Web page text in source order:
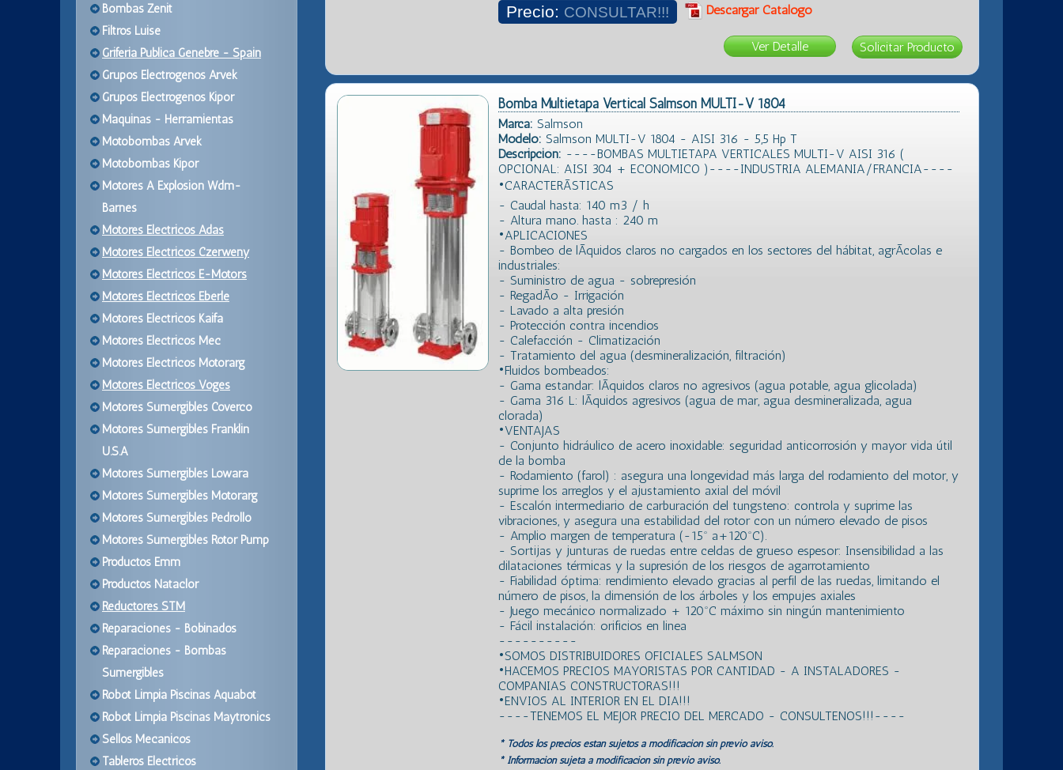
Bombas Zenit
Filtros Luise
Griferia Publica Genebre - Spain
Grupos Electrogenos Arvek
Grupos Electrogenos Kipor
Maquinas - Herramientas
Motobombas Arvek
Motobombas Kipor
Motores A Explosion Wdm-
Barnes
Motores Electricos Adas
Motores Electricos Czerweny
Motores Electricos E-Motors
Motores Electricos Eberle
Motores Electricos Kaifa
Motores Electricos Mec
Motores Electricos Motorarg
Motores Electricos Voges
Motores Sumergibles Coverco
Motores Sumergibles Franklin
U.S.A
Motores Sumergibles Lowara
Motores Sumergibles Motorarg
Motores Sumergibles Pedrollo
Motores Sumergibles Rotor Pump
Productos Emm
Productos Nataclor
Reductores STM
Reparaciones - Bobinados
Reparaciones - Bombas
Sumergibles
Robot Limpia Piscinas Aquabot
Robot Limpia Piscinas Maytronics
Sellos Mecanicos
Tableros Electricos
Precio: CONSULTAR!!! Descargar Catálogo
Ver Detalle
Bomba Multietapa Vertical Salmson MULTI-V 1804
Marca: Salmson
Modelo: Salmson MULTI-V 1804 - AISI 316 - 5,5 Hp T
Descripción: ----BOMBAS MULTIETAPA VERTICALES MULTI-V AISI 316 (
OPCIONAL: AISI 304 + ECONOMICO )----INDUSTRIA ALEMANIA/FRANCIA----
•CARACTERÃSTICAS
- Caudal hasta: 140 m3 / h
- Altura mano. hasta : 240 m
•APLICACIONES
- Bombeo de lÃ­quidos claros no cargados en los sectores del hábitat, agrÃ­colas e
industriales:
- Suministro de agua - sobrepresión
- RegadÃ­o - Irrigación
- Lavado a alta presión
- Protección contra incendios
- Calefacción - Climatización
- Tratamiento del agua (desmineralización, filtración)
•Fluidos bombeados:
- Gama estandar: lÃ­quidos claros no agresivos (agua potable, agua glicolada)
- Gama 316 L: lÃ­quidos agresivos (agua de mar, agua desmineralizada, agua
clorada)
•VENTAJAS
- Conjunto hidráulico de acero inoxidable: seguridad anticorrosión y mayor vida útil
de la bomba
- Rodamiento (farol) : asegura una longevidad más larga del rodamiento del motor, y
suprime los arreglos y el ajustamiento axial del móvil
- Escalón intermediario de carburación del tungsteno: controla y suprime las
vibraciones, y asegura una estabilidad del rotor con un número elevado de pisos
- Amplio margen de temperatura (-15º a+120ºC).
- Sortijas y junturas de ruedas entre celdas de grueso espesor: Insensibilidad a las
dilataciones térmicas y la supresión de los riesgos de agarrotamiento
- Fiabilidad óptima: rendimiento elevado gracias al perfil de las ruedas, limitando el
número de pisos, la dimensión de los árboles y los empujes axiales
- Juego mecánico normalizado + 120ºC máximo sin ningún mantenimiento
- Fácil instalación: orificios en linea
----------
•SOMOS DISTRIBUIDORES OFICIALES SALMSON
•HACEMOS PRECIOS MAYORISTAS POR CANTIDAD - A INSTALADORES -
COMPANIAS CONSTRUCTORAS!!!
•ENVIOS AL INTERIOR EN EL DIA!!!
----TENEMOS EL MEJOR PRECIO DEL MERCADO - CONSULTENOS!!!----
* Todos los precios estan sujetos a modificación sin previo aviso.
* Información sujeta a modificación sin previo aviso.